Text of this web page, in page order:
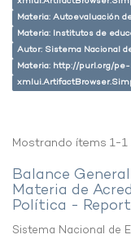
Materia: Autoevaluación
Materia: Institutos de
Autor: Sistema Nacional
Materia: http://purl.org/
Mostrando ítems 1-1
Balance
Materia de
Política -
Sistema Nacional de